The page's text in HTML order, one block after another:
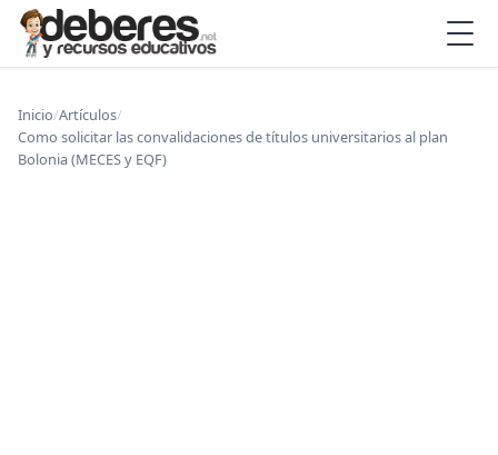
Inicio/Artículos/
Como solicitar las convalidaciones de títulos universitarios al plan
Bolonia (MECES y EQF)